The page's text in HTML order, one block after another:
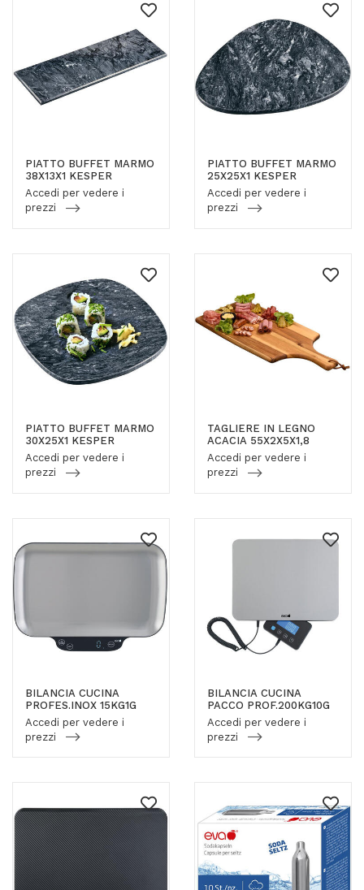
PIATTO BUFFET MARMO
38X13X1 KESPER
Accedi per vedere i
prezzi
PIATTO BUFFET MARMO
25X25X1 KESPER
Accedi per vedere i
prezzi
PIATTO BUFFET MARMO
30X25X1 KESPER
Accedi per vedere i
prezzi
TAGLIERE IN LEGNO
ACACIA 55X2X5X1,8
Accedi per vedere i
prezzi
BILANCIA CUCINA
PROFES.INOX 15KG1G
Accedi per vedere i
prezzi
BILANCIA CUCINA
PACCO PROF.200KG10G
Accedi per vedere i
prezzi